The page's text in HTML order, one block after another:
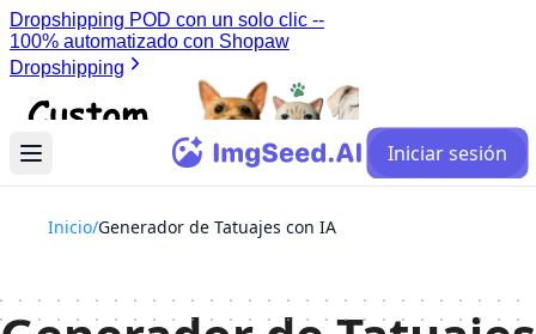
Iniciar sesión
Inicio/Generador de Tatuajes con IA